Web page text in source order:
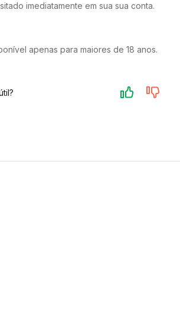
imediatamente em sua sua conta.
apenas para maiores de 18 anos.